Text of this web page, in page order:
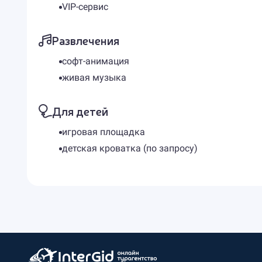
VIP-сервис
Развлечения
софт-анимация
живая музыка
Для детей
игровая площадка
детская кроватка (по запросу)